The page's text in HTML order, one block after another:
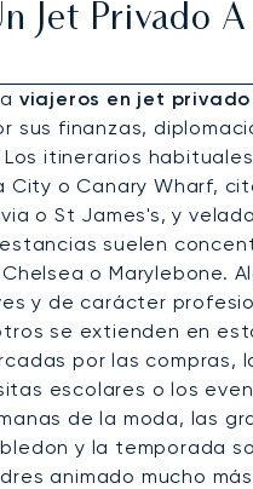
Jet Privado A
viajeros en jet
sus finanzas,
itinerarios
City o Canary Wharf,
o St James's, y
suelen
o Marylebone.
y de carácter
se extienden en
por las compras,
escolares o los
de la moda, las
y la temporada
animado mucho